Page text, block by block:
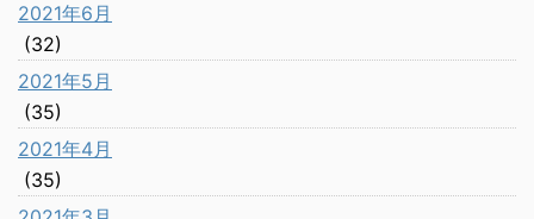
2021年6月
(32)
2021年5月
(35)
2021年4月
(35)